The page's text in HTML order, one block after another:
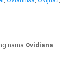
nama Ovidiana